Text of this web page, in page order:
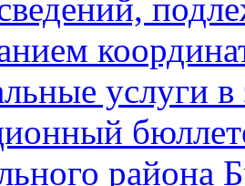
услуги в
района